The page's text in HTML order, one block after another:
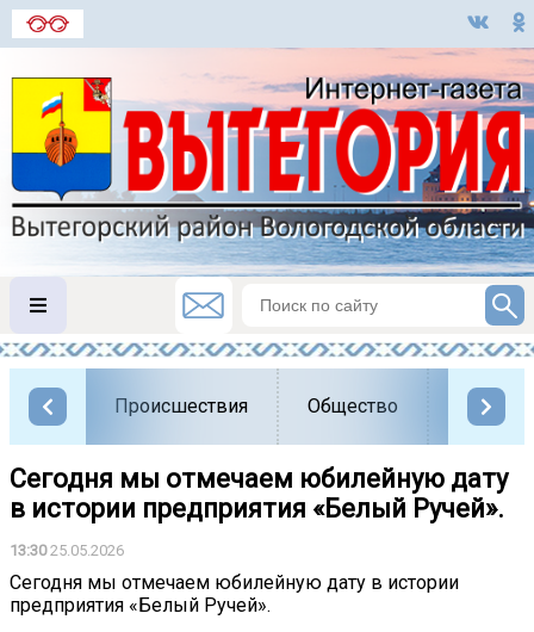
Происшествия Общество Власть
Сегодня мы отмечаем юбилейную дату
в истории предприятия «Белый Ручей».
13:3025.05.2026
Сегодня мы отмечаем юбилейную дату в истории
предприятия «Белый Ручей».